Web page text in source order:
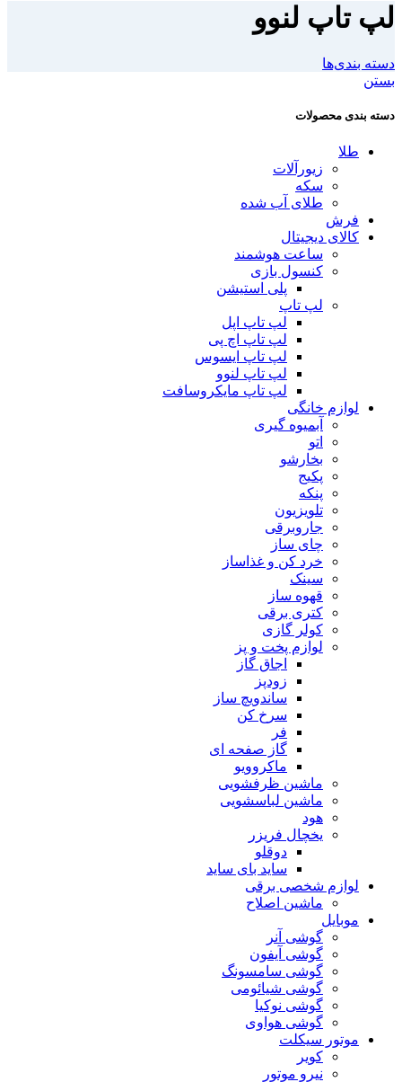
لپ تاپ لنوو
دسته بندی‌ها
بستن
دسته بندی محصولات
طلا
زیورآلات
سکه
طلای آب شده
فرش
کالای دیجیتال
ساعت هوشمند
کنسول بازی
پلی استیشن
لپ تاپ
لپ تاپ اپل
لپ تاپ اچ پی
لپ تاپ ایسوس
لپ تاپ لنوو
لپ تاپ مایکروسافت
لوازم خانگی
آبمیوه گیری
اتو
بخارشو
پکیج
پنکه
تلویزیون
جاروبرقی
چای ساز
خرد کن و غذاساز
سینک
قهوه ساز
کتری برقی
کولر گازی
لوازم پخت و پز
اجاق گاز
زودپز
ساندویچ ساز
سرخ کن
فر
گاز صفحه ای
ماکروویو
ماشین ظرفشویی
ماشین لباسشویی
هود
یخچال فریزر
دوقلو
ساید بای ساید
لوازم شخصی برقی
ماشین اصلاح
موبایل
گوشی آنر
گوشی آیفون
گوشی سامسونگ
گوشی شیائومی
گوشی نوکیا
گوشی هواوی
موتور سیکلت
کویر
نیرو موتور